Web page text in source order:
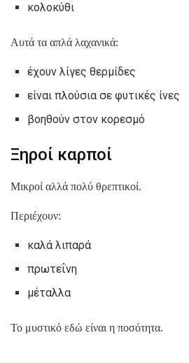
κολοκύθι
Αυτά τα απλά λαχανικά:
έχουν λίγες θερμίδες
είναι πλούσια σε φυτικές ίνες
βοηθούν στον κορεσμό
Ξηροί καρποί
Μικροί αλλά πολύ θρεπτικοί.
Περιέχουν:
καλά λιπαρά
πρωτεΐνη
μέταλλα
Το μυστικό εδώ είναι η ποσότητα.